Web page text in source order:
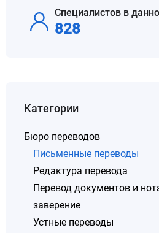
Специалистов в
828
Категории
Бюро переводов
Письменные переводы
Редактура перевода
Перевод документов и
заверение
Устные переводы